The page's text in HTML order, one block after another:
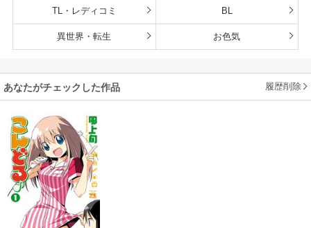
TL・レディコミ BL
異世界・転生 お色気
あなたがチェックした作品 履歴削除